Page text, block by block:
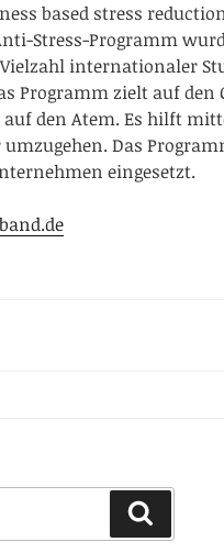
based stress
Stress-Programm
internationaler
Programm zielt auf
den Atem. Es hilft
Das
eingesetzt.